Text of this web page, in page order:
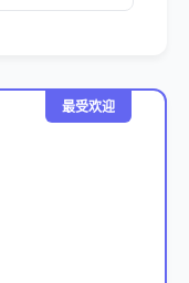
最受欢迎